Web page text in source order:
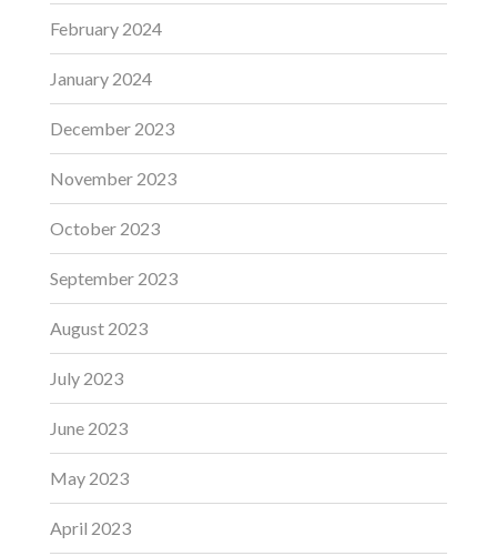
February 2024
January 2024
December 2023
November 2023
October 2023
September 2023
August 2023
July 2023
June 2023
May 2023
April 2023